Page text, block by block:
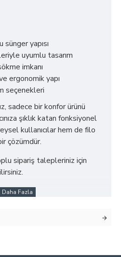
yapısı
uyumlu tasarım
imkanı
ergonomik yapı
seçenekleri
sadece bir konfor ürünü
şıklık katan fonksiyonel
kullanıcılar hem de filo
çözümdür.
sipariş talepleriniz için